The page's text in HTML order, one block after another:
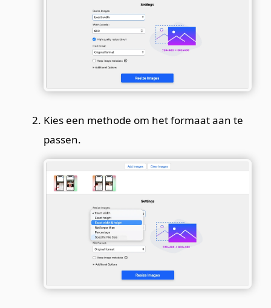
Kies een methode om het formaat aan te
passen.